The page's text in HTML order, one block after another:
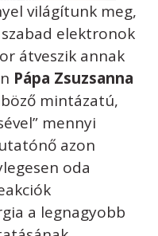
világítunk meg,
elektronok
átveszik annak
Pápa Zsuzsanna
mintázatú,
mennyi
azon
oda
a legnagyobb